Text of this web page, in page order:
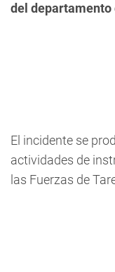
del departamento
El incidente se
actividades de
las Fuerzas de